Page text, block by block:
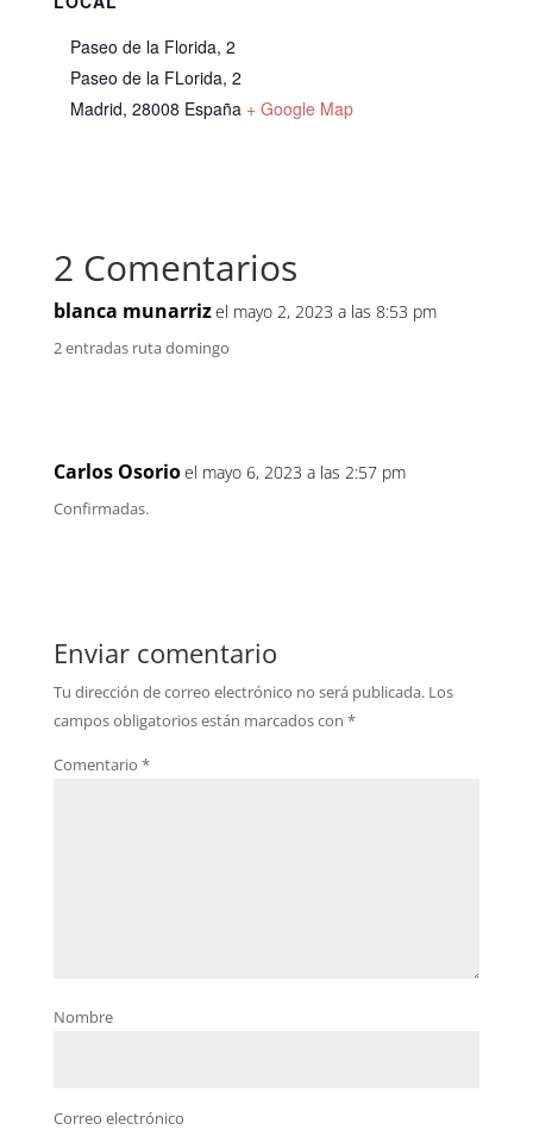
Paseo de la Florida, 2
Paseo de la FLorida, 2
Madrid, 28008 España + Google Map
2 Comentarios
blanca munarrizel mayo 2, 2023 a las 8:53 pm
2 entradas ruta domingo
Carlos Osorioel mayo 6, 2023 a las 2:57 pm
Confirmadas.
Enviar comentario
Tu dirección de correo electrónico no será publicada. Los
campos obligatorios están marcados con *
Comentario *
Nombre
Correo electrónico